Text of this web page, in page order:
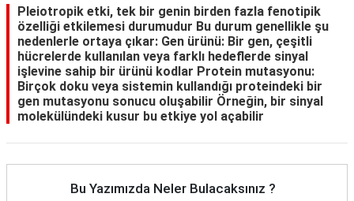
Yaşam
Hukuk
Blog
Pleiotropik etki, tek bir genin birden fazla fenotipik
özelliği etkilemesi durumudur Bu durum genellikle şu
nedenlerle ortaya çıkar: Gen ürünü: Bir gen, çeşitli
hücrelerde kullanılan veya farklı hedeflerde sinyal
işlevine sahip bir ürünü kodlar Protein mutasyonu:
Birçok doku veya sistemin kullandığı proteindeki bir
gen mutasyonu sonucu oluşabilir Örneğin, bir sinyal
molekülündeki kusur bu etkiye yol açabilir
Bu Yazımızda Neler Bulacaksınız ?